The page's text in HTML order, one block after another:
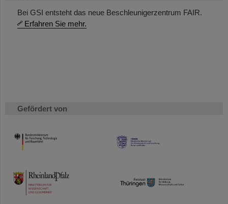
Bei GSI entsteht das neue Beschleunigerzentrum FAIR.
Erfahren Sie mehr.
Gefördert von
HMWK
TMWWDG